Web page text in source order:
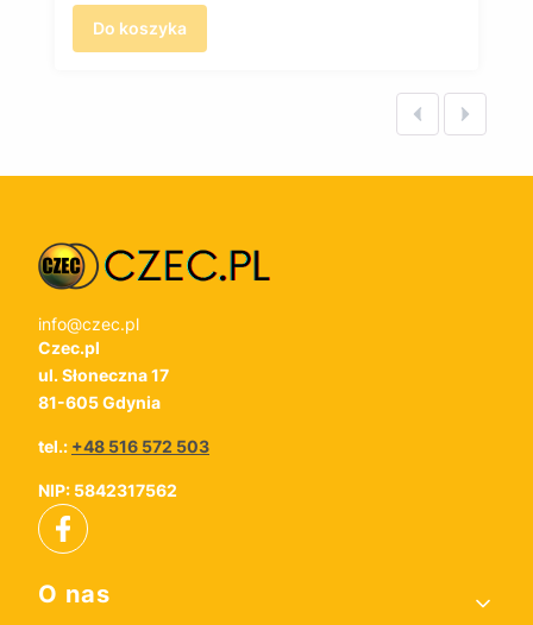
Do koszyka
info@czec.pl
Czec.pl
ul. Słoneczna 17
81-605 Gdynia
tel.: +48 516 572 503
NIP: 5842317562
Linki w stopce
O nas